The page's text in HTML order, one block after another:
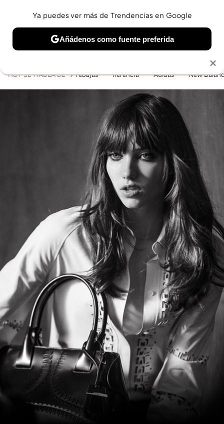
BELLEZA SHOPPING VIAJES GASTRO SNEAKERS
HOY SE HABLA DE rebajas herencia Adidas New
×
Ya puedes ver más de Trendencias en Google
Añádenos como fuente preferida